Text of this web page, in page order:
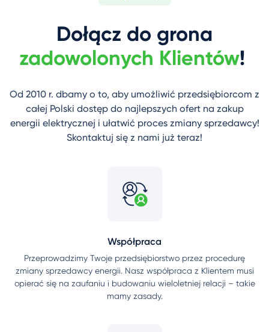
Dołącz do grona
zadowolonych Klientów!
Od 2010 r. dbamy o to, aby umożliwić przedsiębiorcom z
całej Polski dostęp do najlepszych ofert na zakup
energii elektrycznej i ułatwić proces zmiany sprzedawcy!
Skontaktuj się z nami już teraz!
Współpraca
Przeprowadzimy Twoje przedsiębiorstwo przez procedurę
zmiany sprzedawcy energii. Nasz współpraca z Klientem musi
opierać się na zaufaniu i budowaniu wieloletniej relacji – takie
mamy zasady.